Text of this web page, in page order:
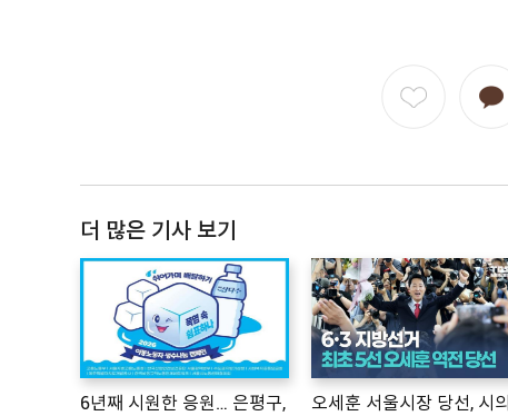
더 많은 기사 보기
6년째 시원한 응원… 은평구,
오세훈 서울시장 당선, 시의